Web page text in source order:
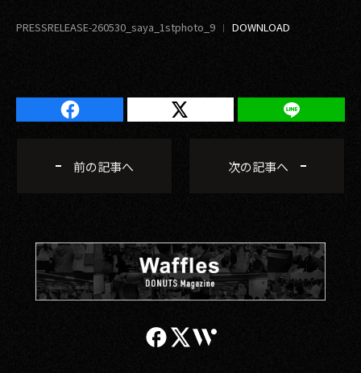
PRESSRELEASE-260530_saya_1stphoto_9
前の記事へ 次の記事へ